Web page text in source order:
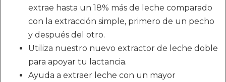
extrae hasta un 18% más de leche comparado
con la extracción simple, primero de un pecho
y después del otro.
Utiliza nuestro nuevo extractor de leche doble
para apoyar tu lactancia.
Ayuda a extraer leche con un mayor